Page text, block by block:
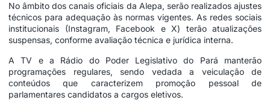
No âmbito dos canais oficiais da Alepa, serão realizados ajustes
técnicos para adequação às normas vigentes. As redes sociais
institucionais (Instagram, Facebook e X) terão atualizações
suspensas, conforme avaliação técnica e jurídica interna.
A TV e a Rádio do Poder Legislativo do Pará manterão
programações regulares, sendo vedada a veiculação de
conteúdos que caracterizem promoção pessoal de
parlamentares candidatos a cargos eletivos.